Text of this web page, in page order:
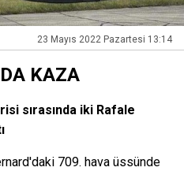
23 Mayıs 2022 Pazartesi 13:14
KAZA
sırasında iki Rafale
709. hava üssünde